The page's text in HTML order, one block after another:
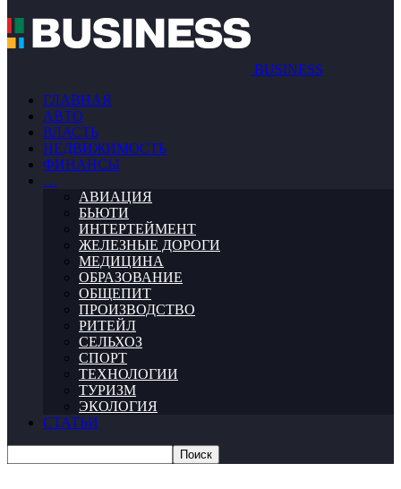
BUSINESS
ГЛАВНАЯ
АВТО
ВЛАСТЬ
НЕДВИЖИМОСТЬ
ФИНАНСЫ
…
АВИАЦИЯ
БЬЮТИ
ИНТЕРТЕЙМЕНТ
ЖЕЛЕЗНЫЕ ДОРОГИ
МЕДИЦИНА
ОБРАЗОВАНИЕ
ОБЩЕПИТ
ПРОИЗВОДСТВО
РИТЕЙЛ
СЕЛЬХОЗ
СПОРТ
ТЕХНОЛОГИИ
ТУРИЗМ
ЭКОЛОГИЯ
СТАТЬИ